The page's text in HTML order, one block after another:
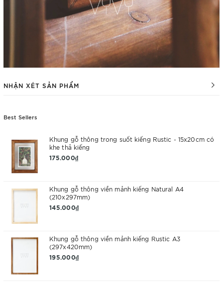
NHẬN XÉT SẢN PHẨM
Best Sellers
Khung gỗ thông trong suốt kiếng Rustic - 15x20cm có
khe thả kiếng
175.000₫
Khung gỗ thông viền mảnh kiếng Natural A4
(210x297mm)
145.000₫
Khung gỗ thông viền mảnh kiếng Rustic A3
(297x420mm)
195.000₫